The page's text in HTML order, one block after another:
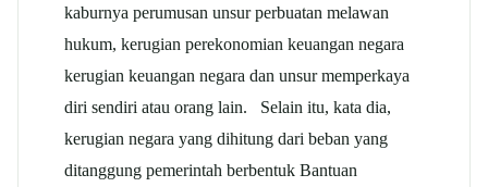
kaburnya perumusan unsur perbuatan melawan
hukum, kerugian perekonomian keuangan negara
kerugian keuangan negara dan unsur memperkaya
diri sendiri atau orang lain. Selain itu, kata dia,
kerugian negara yang dihitung dari beban yang
ditanggung pemerintah berbentuk Bantuan